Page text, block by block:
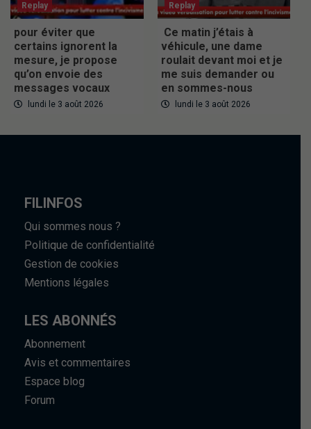
Replay
pour éviter que
certains ignorent la
mesure, je propose
qu’on envoie des
messages vocaux
lundi le 3 août 2026
Replay
Ce matin j’étais à
véhicule, une dame
roulait devant moi et je
me suis demander ou
en sommes-nous
lundi le 3 août 2026
FILINFOS
Qui sommes nous ?
Politique de confidentialité
Gestion de cookies
Mentions légales
LES ABONNÉS
Abonnement
Avis et commentaires
Espace blog
Forum